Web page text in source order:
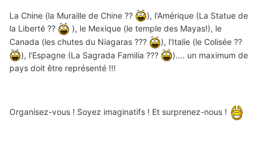
La Chine (la Muraille de Chine ??
), l'Amérique (La Statue de
la Liberté ??
), le Mexique (le temple des Mayas!), le
Canada (les chutes du Niagaras ???
), l'Italie (le Colisée ??
), l'Espagne (La Sagrada Familia ???
).... un maximum de
pays doit être représenté !!!
Organisez-vous ! Soyez imaginatifs ! Et surprenez-nous !